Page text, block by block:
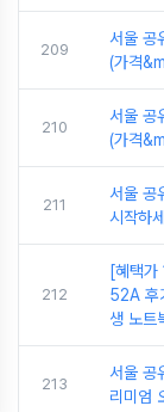
209
서울 공
(가격
210
서울 공
(가격
211
서울 공
시작하
212
[혜택
52A 후
생 노트
213
서울 공
리미엄